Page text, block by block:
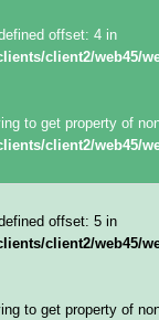
offset: 4 in
client2/web45/
to get property of
client2/web45/
offset: 5 in
client2/web45/
to get property of